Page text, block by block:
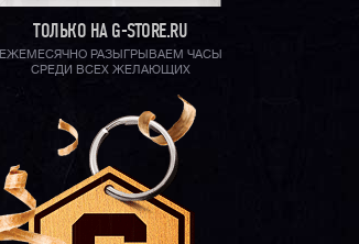
ТОЛЬКО НА G-STORE.RU
ЕЖЕМЕСЯЧНО РАЗЫГРЫВАЕМ ЧАСЫ
СРЕДИ ВСЕХ ЖЕЛАЮЩИХ